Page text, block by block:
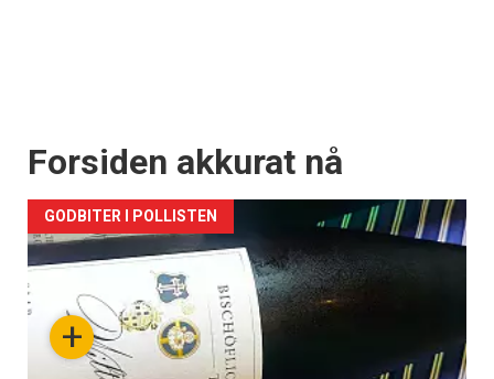
Forsiden akkurat nå
+
GODBITER I POLLISTEN